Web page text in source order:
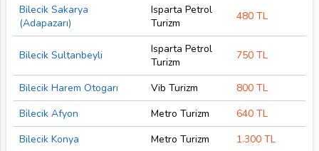
Bilecik Sakarya
(Adapazarı)
Isparta Petrol
Turizm
480 TL
Bilecik Sultanbeyli
Isparta Petrol
Turizm
750 TL
Bilecik Harem Otogarı Vib Turizm
800 TL
Bilecik Afyon
Metro Turizm
640 TL
Bilecik Konya
Metro Turizm 1.300 TL